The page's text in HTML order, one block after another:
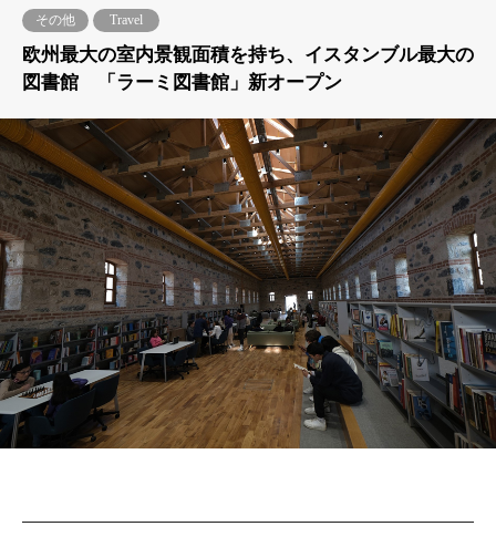
その他 Travel
欧州最大の室内景観面積を持ち、イスタンブル最大の
図書館 「ラーミ図書館」新オープン